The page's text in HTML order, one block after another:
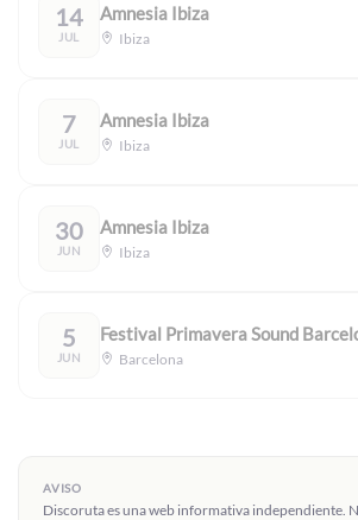
14
JUL
Amnesia Ibiza
Ibiza
7
JUL
Amnesia Ibiza
Ibiza
30
JUN
Amnesia Ibiza
Ibiza
5
JUN
Festival Primavera Sound
Barcelona
AVISO
Discoruta es una web informativa independiente.